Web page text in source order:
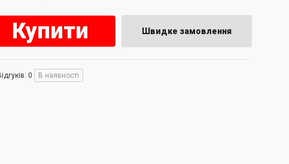
Купити Швидке замовлення
0 В наявності